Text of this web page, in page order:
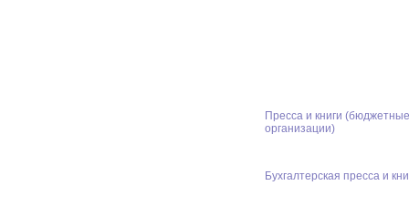
Пресса и книги (бюджетные
организации)
Бухгалтерская пресса и